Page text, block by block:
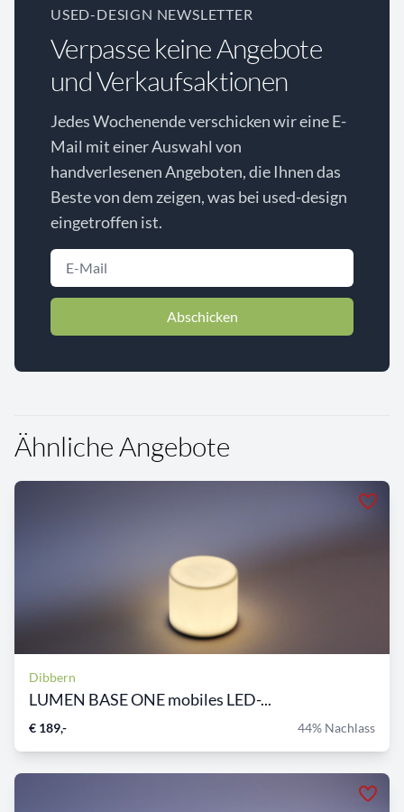
USED-DESIGN NEWSLETTER
Verpasse keine Angebote
und Verkaufsaktionen
Jedes Wochenende verschicken wir eine E-
Mail mit einer Auswahl von
handverlesenen Angeboten, die Ihnen das
Beste von dem zeigen, was bei used-design
eingetroffen ist.
Abschicken
Ähnliche Angebote
Dibbern
LUMEN BASE ONE mobiles LED-...
€ 189,- 44% Nachlass